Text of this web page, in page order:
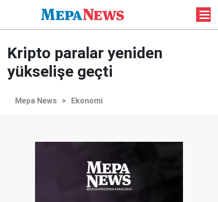
Kripto paralar yeniden
yükselişe geçti
Mepa News > Ekonomi